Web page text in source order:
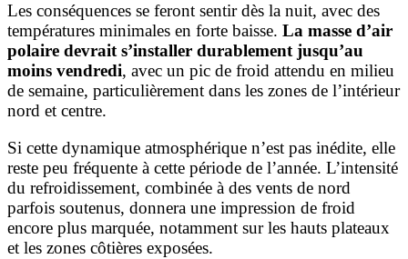
Les conséquences se feront sentir dès la nuit, avec des
températures minimales en forte baisse. La masse d’air
polaire devrait s’installer durablement jusqu’au
moins vendredi, avec un pic de froid attendu en milieu
de semaine, particulièrement dans les zones de l’intérieur
nord et centre.
Si cette dynamique atmosphérique n’est pas inédite, elle
reste peu fréquente à cette période de l’année. L’intensité
du refroidissement, combinée à des vents de nord
parfois soutenus, donnera une impression de froid
encore plus marquée, notamment sur les hauts plateaux
et les zones côtières exposées.